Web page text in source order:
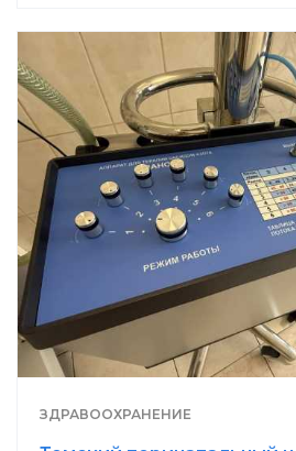
ЗДРАВООХРАНЕНИЕ